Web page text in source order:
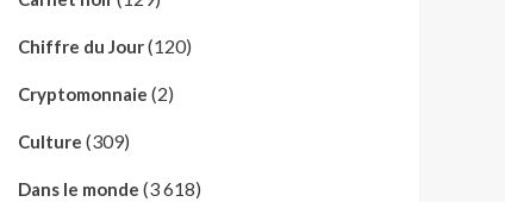
Chiffre du Jour(120)
Cryptomonnaie (2)
Culture (309)
Dans le monde (3 618)